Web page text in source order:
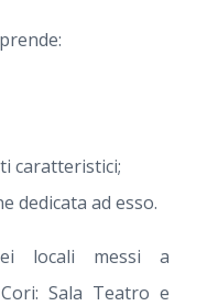
caratteristici;
dedicata ad esso.
locali messi a
Sala Teatro e